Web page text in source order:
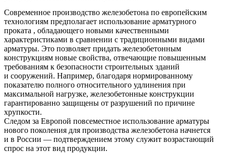
Современное производство железобетона по европейским
технологиям предполагает использование арматурного
проката , обладающего новыми качественными
характеристиками в сравнении с традиционными видами
арматуры. Это позволяет придать железобетонным
конструкциям новые свойства, отвечающие повышенным
требованиям к безопасности строительных зданий
и сооружений. Например, благодаря нормированному
показателю полного относительного удлинения при
максимальной нагрузке, железобетонные конструкции
гарантированно защищены от разрушений по причине
хрупкости.
Следом за Европой повсеместное использование арматуры
нового поколения для производства железобетона начнется
и в России — подтверждением этому служит возрастающий
спрос на этот вид продукции.